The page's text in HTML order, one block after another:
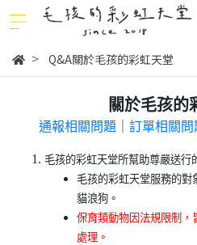
Q&A關於毛孩的彩虹天堂
關於毛孩的
通報相關問題 訂單相關問
毛孩的彩虹天堂所幫助尊嚴送行
毛孩的彩虹天堂服務的對
貓浪狗。
保育類動物因法規限制，
處理。